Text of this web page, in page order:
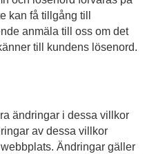
kan få tillgång till
anmäla till oss om det
till kundens lösenord.
ändringar i dessa villkor
av dessa villkor
Ändringar gäller